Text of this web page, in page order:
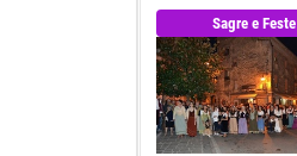
Sagre e Feste